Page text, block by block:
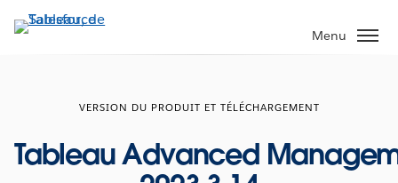
Aller
au
Menu
VERSION DU PRODUIT ET TÉLÉCHARGEMENT
Tableau Advanced